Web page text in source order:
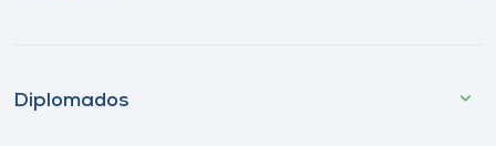
Diplomados